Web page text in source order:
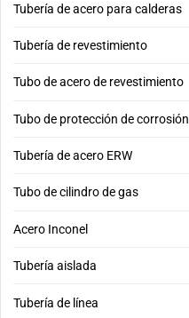
Tubería de acero para calderas
Tubería de revestimiento
Tubo de acero de revestimiento
Tubo de protección de corrosión
Tubería de acero ERW
Tubo de cilindro de gas
Acero Inconel
Tubería aislada
Tubería de línea